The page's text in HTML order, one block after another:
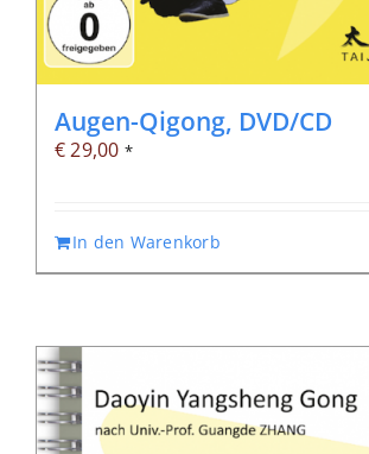
Augen-Qigong, DVD/CD
€29,00 *
In den Warenkorb